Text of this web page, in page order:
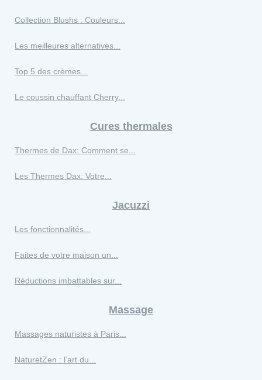
Collection Blushs : Couleurs...
Les meilleures alternatives...
Top 5 des crèmes...
Le coussin chauffant Cherry...
Cures thermales
Thermes de Dax: Comment se...
Les Thermes Dax: Votre...
Jacuzzi
Les fonctionnalités...
Faites de votre maison un...
Réductions imbattables sur...
Massage
Massages naturistes à Paris...
NaturetZen : l’art du...